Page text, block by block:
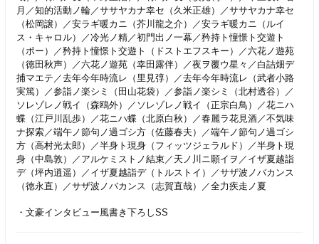
月／知的活動ノ輪／ササヤカナ幸セ（久米正雄）／ササヤカナ幸セ
（松岡譲）／安ラギ暖カニ（芥川龍之介）／安ラギ暖カニ（ルイ
ス・キャロル）／冷光ノ精／初門出ノ一幕／矜持ト憧憬ト交遊ト
（ポー）／矜持ト憧憬ト交遊ト（ドストエフスキー）／六花ノ遊苑
（徳田秋声）／六花ノ遊苑（幸田露伴）／夜ヲ覆ウ星々／白詰畑デ
捕マエテ／去年今年時流レ（里見弴）／去年今年時流レ（武者小路
実篤）／参詣ノ楽シミ（田山花袋）／参詣ノ楽シミ（北村透谷）／
ソレゾレノ戦イ（森鴎外）／ソレゾレノ戦イ（正宗白鳥）／花ニハ
蝶（江戸川乱歩）／花ニハ蝶（北原白秋）／春麗ラ花見酒／不気味
ナ探索／端午ノ節句ノ過ゴシ方（佐藤春夫）／端午ノ節句ノ過ゴシ
方（高村光太郎）／半身ト現身（フィッツジェラルド）／半身ト現
身（中島敦）／アルケミストノ結束／天ノ川ニ願イヲ／イザ夏越詣
デ（坪内逍遥）／イザ夏越詣デ（トルストイ）／サザ波ノバカンス
（徳永直）／サザ波ノバカンス（志賀直哉）／全力疾走ノ夏
・文豪インタビュー風書き下ろしSS